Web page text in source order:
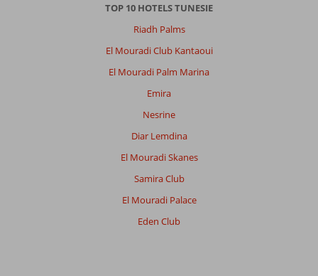
TOP 10 HOTELS TUNESIE
Riadh Palms
El Mouradi Club Kantaoui
El Mouradi Palm Marina
Emira
Nesrine
Diar Lemdina
El Mouradi Skanes
Samira Club
El Mouradi Palace
Eden Club